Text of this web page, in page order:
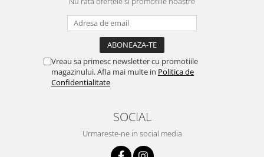
Vreau sa primesc newsletter cu promotiile
magazinului. Afla mai multe in Politica de
Confidentialitate
SOCIAL
Urmareste-ne in social media